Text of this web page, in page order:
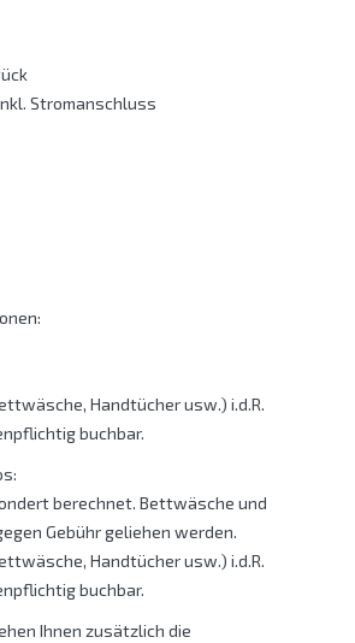
Stromanschluss
Handtücher usw.) i.d.R.
buchbar.
berechnet. Bettwäsche und
Gebühr geliehen werden.
Handtücher usw.) i.d.R.
buchbar.
Ihnen zusätzlich die